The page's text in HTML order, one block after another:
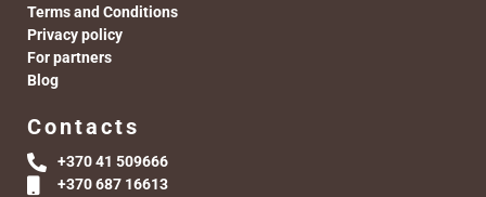
Terms and Conditions
Privacy policy
For partners
Blog
Contacts
+370 41 509666
+370 687 16613